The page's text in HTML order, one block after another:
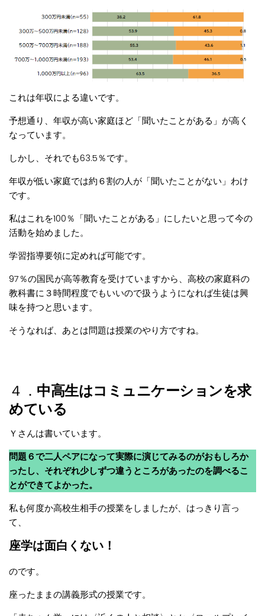
これは年収による違いです。
予想通り、年収が高い家庭ほど「聞いたことがある」が高く
なっています。
しかし、それでも63.5％です。
年収が低い家庭では約６割の人が「聞いたことがない」わけ
です。
私はこれを100％「聞いたことがある」にしたいと思って今の
活動を始めました。
学習指導要領に定めれば可能です。
97％の国民が高等教育を受けていますから、高校の家庭科の
教科書に３時間程度でもいいので扱うようになれば生徒は興
味を持つと思います。
そうなれば、あとは問題は授業のやり方ですね。
４． 中高生はコミュニケーションを求
めている
Ｙさんは書いています。
問題６で二人ペアになって実際に演じてみるのがおもしろか
ったし、それぞれ少しずつ違うところがあったのを調べるこ
とができてよかった。
私も何度か高校生相手の授業をしましたが、はっきり言っ
て、
座学は面白くない！
のです。
座ったままの講義形式の授業です。